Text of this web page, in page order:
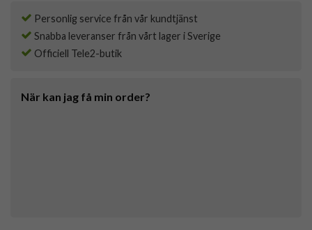
Personlig service från vår kundtjänst
Snabba leveranser från vårt lager i Sverige
Officiell Tele2-butik
När kan jag få min order?